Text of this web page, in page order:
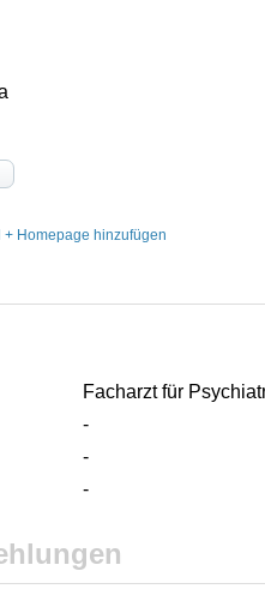
+ Homepage hinzufügen
Facharzt für
-
-
-